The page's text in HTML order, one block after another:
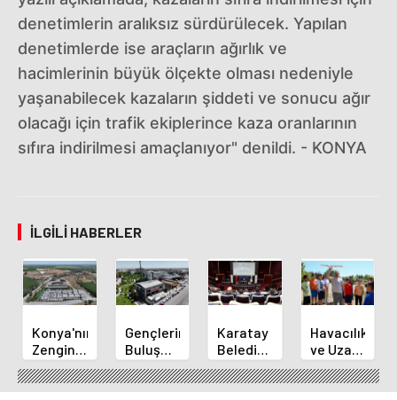
denetimlerin aralıksız sürdürülecek. Yapılan
denetimlerde ise araçların ağırlık ve
hacimlerinin büyük ölçekte olması nedeniyle
yaşanabilecek kazaların şiddeti ve sonucu ağır
olacağı için trafik ekiplerince kaza oranlarının
sıfıra indirilmesi amaçlanıyor" denildi. - KONYA
İLGILI HABERLER
Konya'nın
Zengin
Mutfağı
GastroFest'te
Gençlerin
Buluşma
Noktası
Talha
Karatay
Belediye
Başkanı
Kılca
Havacılık
ve Uzay
Yaz
Kursu